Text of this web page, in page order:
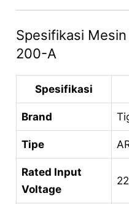
Spesifikasi Mesin
200-A
Spesifikasi
Brand
Tipe
Rated Input
Voltage